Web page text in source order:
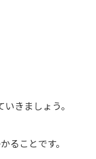
きましょう。
ることです。